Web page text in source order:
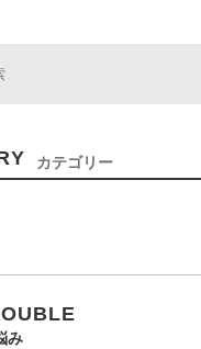
カテゴリー
み